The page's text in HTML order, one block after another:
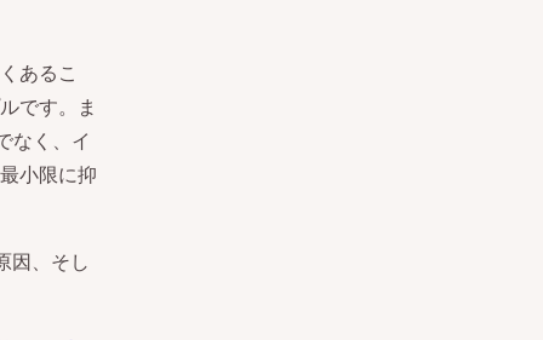
あるこ
です。ま
なく、イ
小限に抑
因、そし